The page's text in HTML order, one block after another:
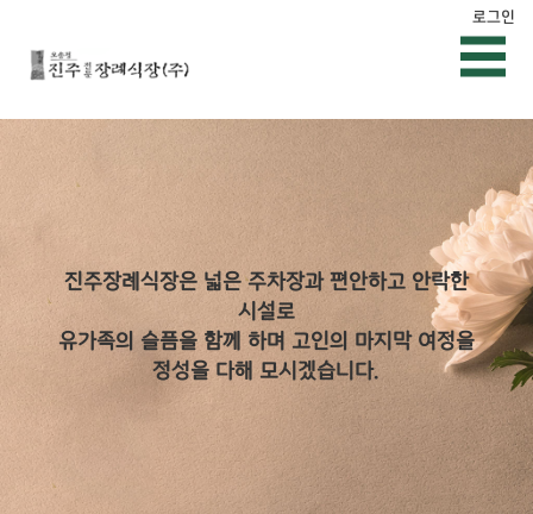
로그인
진주장례식장은 넓은 주차장과 편안하고 안락한
시설로
유가족의 슬픔을 함께 하며 고인의 마지막 여정을
정성을 다해 모시겠습니다.